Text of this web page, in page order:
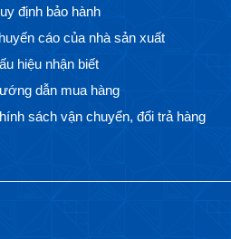
định bảo hành
cáo của nhà sản xuất
hiệu nhận biết
dẫn mua hàng
sách vận chuyển, đổi trả hàng